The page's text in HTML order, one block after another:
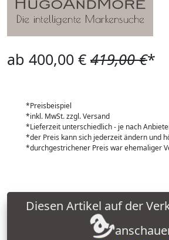
ab 400,00 € 419,00 €*
*Preisbeispiel
*inkl. MwSt. zzgl. Versand
*Lieferzeit unterschiedlich - je nach
*der Preis kann sich jederzeit ändern und
*durchgestrichener Preis war ehemaliger